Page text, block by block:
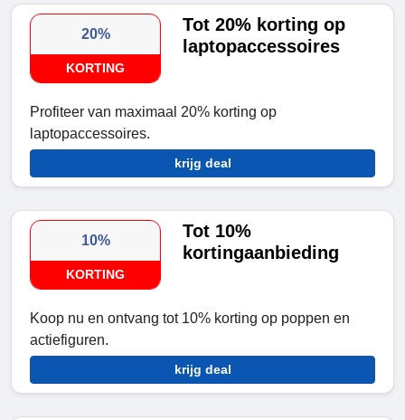
20%
KORTING
Tot 20% korting op
laptopaccessoires
Profiteer van maximaal 20% korting op
laptopaccessoires.
krijg deal
10%
KORTING
Tot 10%
kortingaanbieding
Koop nu en ontvang tot 10% korting op poppen en
actiefiguren.
krijg deal